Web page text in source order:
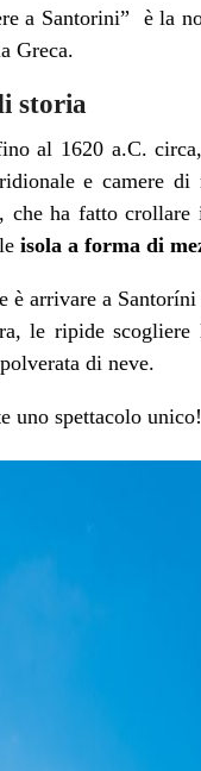
a Santorini” è la
Greca.
storia
al 1620 a.C.
e camere
che ha fatto
isola a forma di
è arrivare a
le ripide
di neve.
uno spettacolo unico!